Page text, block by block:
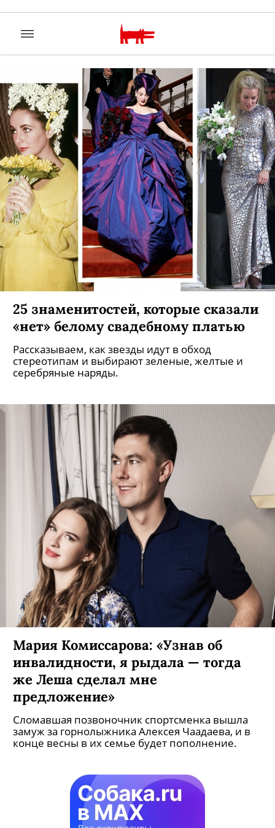
25 знаменитостей, которые сказали
«нет» белому свадебному платью
Рассказываем, как звезды идут в обход
стереотипам и выбирают зеленые, желтые и
серебряные наряды.
инвалидности, я рыдала — тогда
же Леша сделал мне
предложение»